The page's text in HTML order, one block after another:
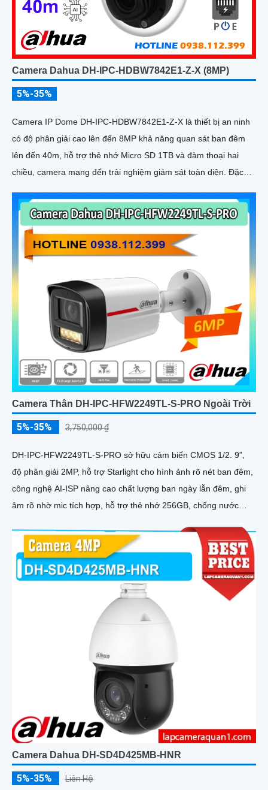
Camera Dahua DH-IPC-HDBW7842E1-Z-X (8MP)
5%-35%
Camera IP Dome DH-IPC-HDBW7842E1-Z-X là thiết bị an ninh
có độ phân giải cao lên đến 8MP khả năng quan sát ban đêm
lên đến 40m, hỗ trợ thẻ nhớ Micro SD 1TB và đàm thoại hai
chiều, camera mang đến trải nghiệm giám sát toàn diện. Đặc
đếm người giúp nâng cao hiệu quả quản lý và an ninh cho mọi
không gian trong nhà
Camera Thân DH-IPC-HFW2249TL-S-PRO Ngoài Trời
5%-35% 3,750,000 ₫
DH-IPC-HFW2249TL-S-PRO sở hữu cảm biến CMOS 1/2. 9”,
độ phân giải 2MP, hỗ trợ Starlight cho hình ảnh rõ nét ban đêm,
công nghệ AI-ISP nâng cao chất lượng ban ngày lẫn đêm, ghi
âm rõ nhờ mic tích hợp, hỗ trợ thẻ nhớ 256GB, chống nước
Camera Dahua DH-SD4D425MB-HNR
5%-35% Liên Hệ